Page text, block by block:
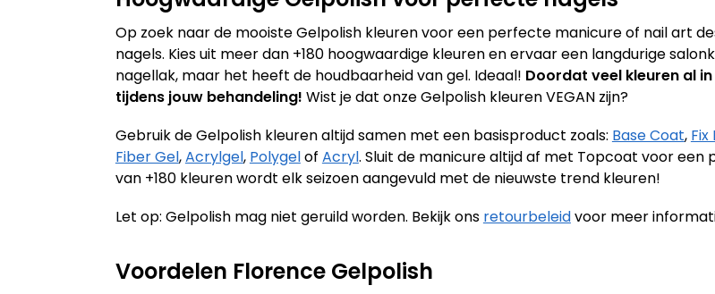
Op zoek naar de mooiste Gelpolish kleuren voor een perfecte manicure of nail art
nagels. Kies uit meer dan +180 hoogwaardige kleuren en ervaar een langdurige
nagellak, maar het heeft de houdbaarheid van gel. Ideaal! Doordat veel kleuren al
tijdens jouw behandeling! Wist je dat onze Gelpolish kleuren VEGAN zijn?
Gebruik de Gelpolish kleuren altijd samen met een basisproduct zoals: Base Coat, Fix
Fiber Gel,Acrylgel, Polygelof Acryl. Sluit de manicure altijd af met Topcoat voor een
van +180 kleuren wordt elk seizoen aangevuld met de nieuwste trend kleuren!
Let op: Gelpolish mag niet geruild worden. Bekijk ons retourbeleidvoor meer
Voordelen Florence Gelpolish